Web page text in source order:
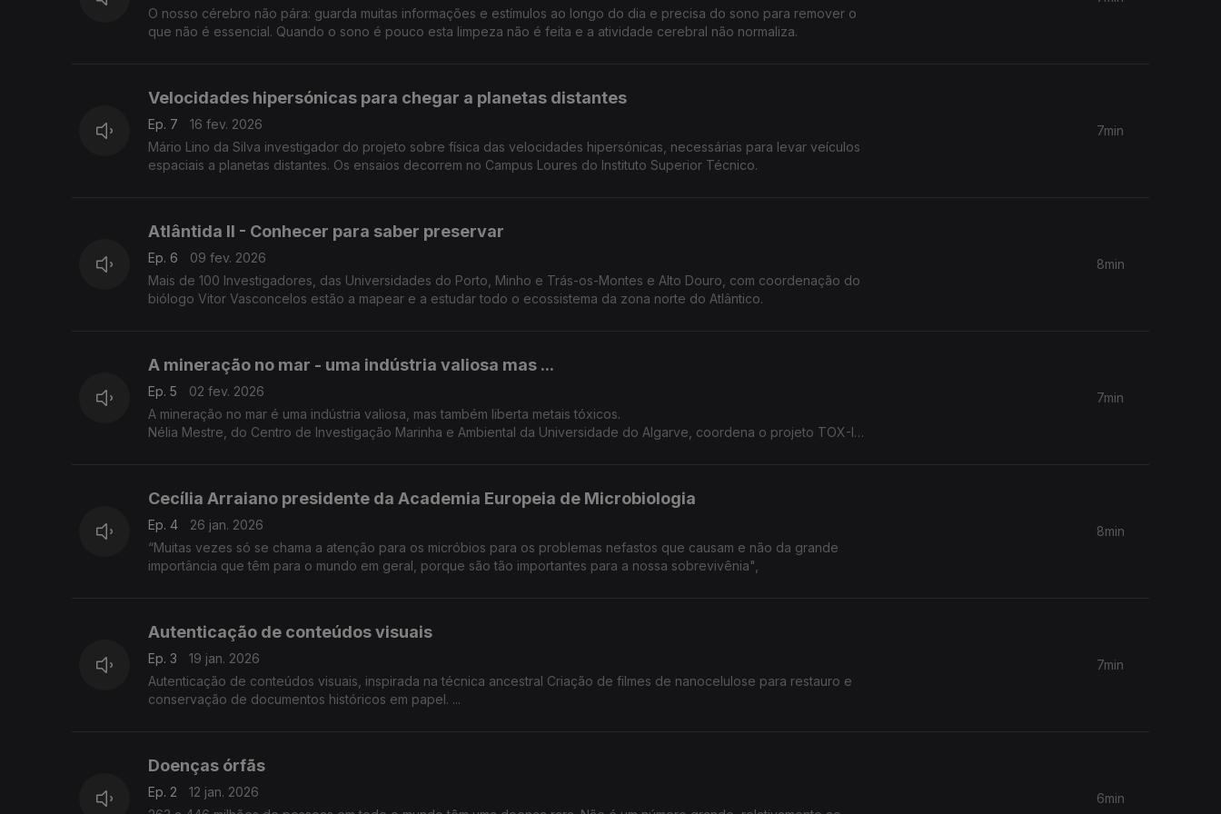
O nosso cérebro não pára: guarda muitas informações e estímulos ao longo do dia e precisa do sono para remover o
que não é essencial. Quando o sono é pouco esta limpeza não é feita e a atividade cerebral não normaliza.
Velocidades hipersónicas para chegar a planetas distantes
Ep. 7
16 fev. 2026
Mário Lino da Silva investigador do projeto sobre física das velocidades hipersónicas, necessárias para levar veículos
espaciais a planetas distantes. Os ensaios decorrem no Campus Loures do Instituto Superior Técnico.
7min
Atlântida II - Conhecer para saber preservar
Ep. 6
09 fev. 2026
Mais de 100 Investigadores, das Universidades do Porto, Minho e Trás-os-Montes e Alto Douro, com coordenação do
biólogo Vitor Vasconcelos estão a mapear e a estudar todo o ecossistema da zona norte do Atlântico.
8min
A mineração no mar - uma indústria valiosa mas ...
Ep. 5
02 fev. 2026
A mineração no mar é uma indústria valiosa, mas também liberta metais tóxicos.
Nélia Mestre, do Centro de Investigação Marinha e Ambiental da Universidade do Algarve, coordena o projeto TOX-IN-
7min
Cecília Arraiano presidente da Academia Europeia de Microbiologia
Ep. 4
26 jan. 2026
“Muitas vezes só se chama a atenção para os micróbios para os problemas nefastos que causam e não da grande
importância que têm para o mundo em geral, porque são tão importantes para a nossa sobrevivênia",
8min
Autenticação de conteúdos visuais
Ep. 3
19 jan. 2026
Autenticação de conteúdos visuais, inspirada na técnica ancestral Criação de filmes de nanocelulose para restauro e
conservação de documentos históricos em papel. ...
7min
Doenças órfãs
Ep. 2
12 jan. 2026
6min